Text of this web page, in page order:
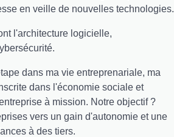
en veille de nouvelles technologies.
l'architecture logicielle,
dans ma vie entreprenariale, ma
dans l'économie sociale et
à mission. Notre objectif ?
vers un gain d'autonomie et une
à des tiers.